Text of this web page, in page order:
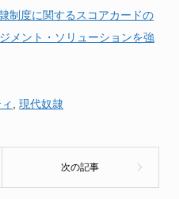
制度に関するスコアカードの
メント・ソリューションを強
現代奴隷